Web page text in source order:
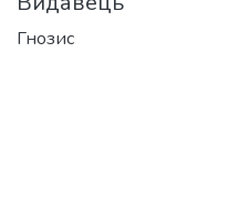
Гнозис